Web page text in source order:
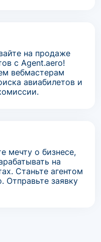
на продаже
с Agent.aero!
вебмастерам
авиабилетов и
мечту о бизнесе,
на
Станьте агентом
Отправьте заявку